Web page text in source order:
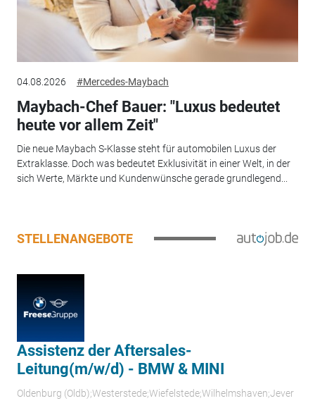
04.08.2026 #Mercedes-Maybach
Maybach-Chef Bauer: "Luxus bedeutet
heute vor allem Zeit"
Die neue Maybach S-Klasse steht für automobilen Luxus der
Extraklasse. Doch was bedeutet Exklusivität in einer Welt, in der
sich Werte, Märkte und Kundenwünsche gerade grundlegend...
STELLENANGEBOTE
Assistenz der Aftersales-
Leitung(m/w/d) - BMW & MINI
Oldenburg (Oldb);Westerstede;Wiefelstede;Wilhelmshaven;Jever